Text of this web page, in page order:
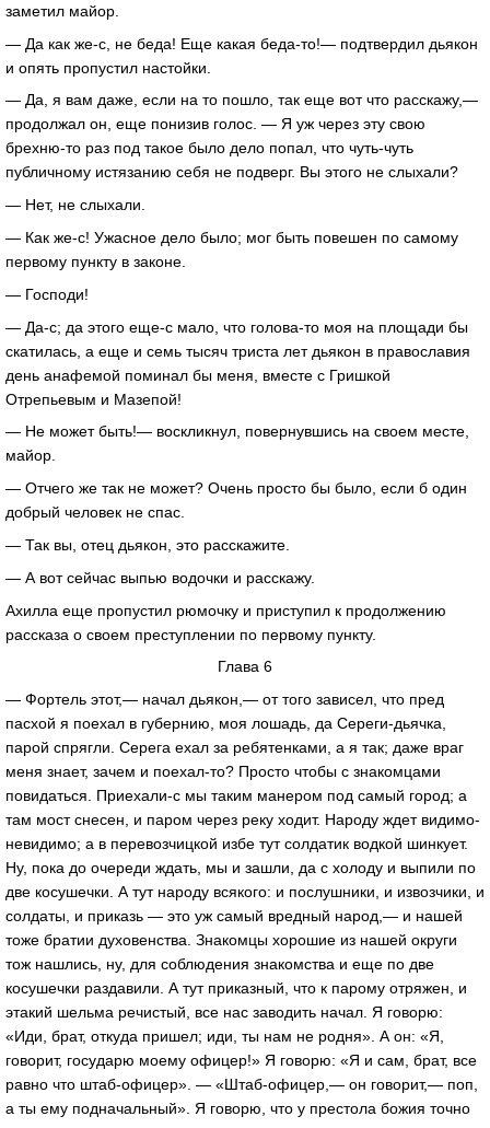
заметил майор.
— Да как же-с, не беда! Еще какая беда-то!— подтвердил дьякон
и опять пропустил настойки.
— Да, я вам даже, если на то пошло, так еще вот что расскажу,—
продолжал он, еще понизив голос. — Я уж через эту свою
брехню-то раз под такое было дело попал, что чуть-чуть
публичному истязанию себя не подверг. Вы этого не слыхали?
— Нет, не слыхали.
— Как же-с! Ужасное дело было; мог быть повешен по самому
первому пункту в законе.
— Господи!
— Да-с; да этого еще-с мало, что голова-то моя на площади бы
скатилась, а еще и семь тысяч триста лет дьякон в православия
день анафемой поминал бы меня, вместе с Гришкой
Отрепьевым и Мазепой!
— Не может быть!— воскликнул, повернувшись на своем месте,
майор.
— Отчего же так не может? Очень просто бы было, если б один
добрый человек не спас.
— Так вы, отец дьякон, это расскажите.
— А вот сейчас выпью водочки и расскажу.
Ахилла еще пропустил рюмочку и приступил к продолжению
рассказа о своем преступлении по первому пункту.
Глава 6
— Фортель этот,— начал дьякон,— от того зависел, что пред
пасхой я поехал в губернию, моя лошадь, да Сереги-дьячка,
парой спрягли. Серега ехал за ребятенками, а я так; даже враг
меня знает, зачем и поехал-то? Просто чтобы с знакомцами
повидаться. Приехали-с мы таким манером под самый город; а
там мост снесен, и паром через реку ходит. Народу ждет видимо-
невидимо; а в перевозчицкой избе тут солдатик водкой шинкует.
Ну, пока до очереди ждать, мы и зашли, да с холоду и выпили по
две косушечки. А тут народу всякого: и послушники, и извозчики, и
солдаты, и приказь — это уж самый вредный народ,— и нашей
тоже братии духовенства. Знакомцы хорошие из нашей округи
тож нашлись, ну, для соблюдения знакомства и еще по две
косушечки раздавили. А тут приказный, что к парому отряжен, и
этакий шельма речистый, все нас заводить начал. Я говорю:
«Иди, брат, откуда пришел; иди, ты нам не родня». А он: «Я,
говорит, государю моему офицер!» Я говорю: «Я и сам, брат, все
равно что штаб-офицер». — «Штаб-офицер,— он говорит,— поп,
а ты ему подначальный». Я говорю, что у престола божия точно